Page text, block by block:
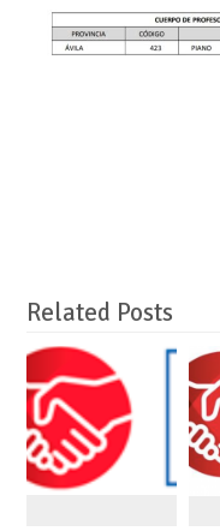
Related Posts